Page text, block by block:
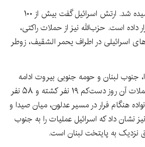
در همان روز، درگیری‌ها به حوالی رود لیتانی کشیده شد. ارتش اسرائیل گفت بیش از ۱۰۰
است. حزب‌الله نیز از حملات راکتی،
اسرائیلی در اطراف یحمر الشقیف، زوطر
صیدا، جنوب لبنان و حومه جنوبی بیروت ادامه
یافت. مقام‌های بهداشتی لبنان اعلام کردند در حملات آن روز دست‌کم ۱۹ نفر کشته و ۵۸ نفر
هنگام فرار در مسیر عدلون، میان صیدا و
نشان داد که اسرائیل عملیات را به جنوب
نزدیک به پایتخت لبنان است.